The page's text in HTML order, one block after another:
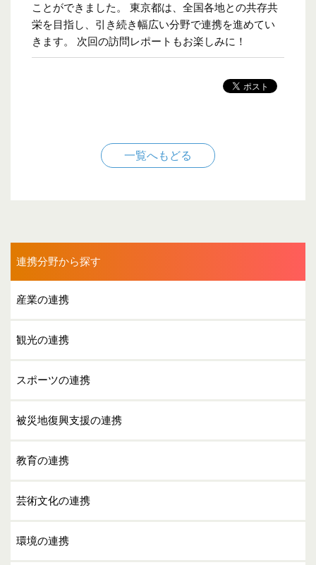
ことができました。 東京都は、全国各地との共存共
栄を目指し、引き続き幅広い分野で連携を進めてい
きます。 次回の訪問レポートもお楽しみに！
一覧へもどる
連携分野から探す
産業の連携
観光の連携
スポーツの連携
被災地復興支援の連携
教育の連携
芸術文化の連携
環境の連携